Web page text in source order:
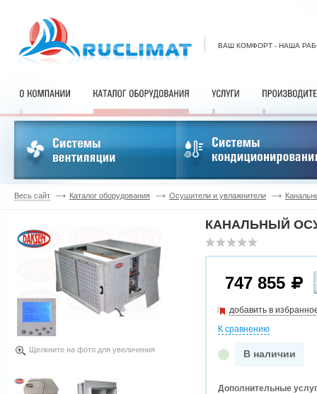
ВАШ КОМФОРТ - НАША
Весь сайт Каталог оборудования Осушители и увлажнители
Щелкните на фото для увеличения
КАНАЛЬНЫЙ
747 855
добавить в
К сравнению
В наличии
Дополнительные